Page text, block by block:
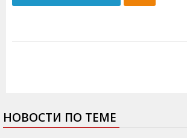
НОВОСТИ ПО ТЕМЕ